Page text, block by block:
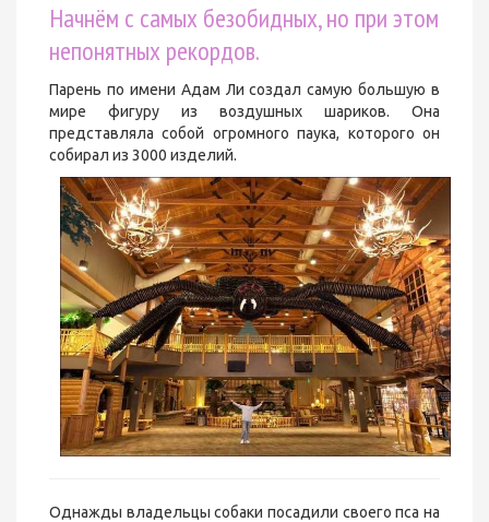
Начнём с самых безобидных, но при этом
непонятных рекордов.
Парень по имени Адам Ли создал самую большую в
мире фигуру из воздушных шариков. Она
представляла собой огромного паука, которого он
собирал из 3000 изделий.
Однажды владельцы собаки посадили своего пса на